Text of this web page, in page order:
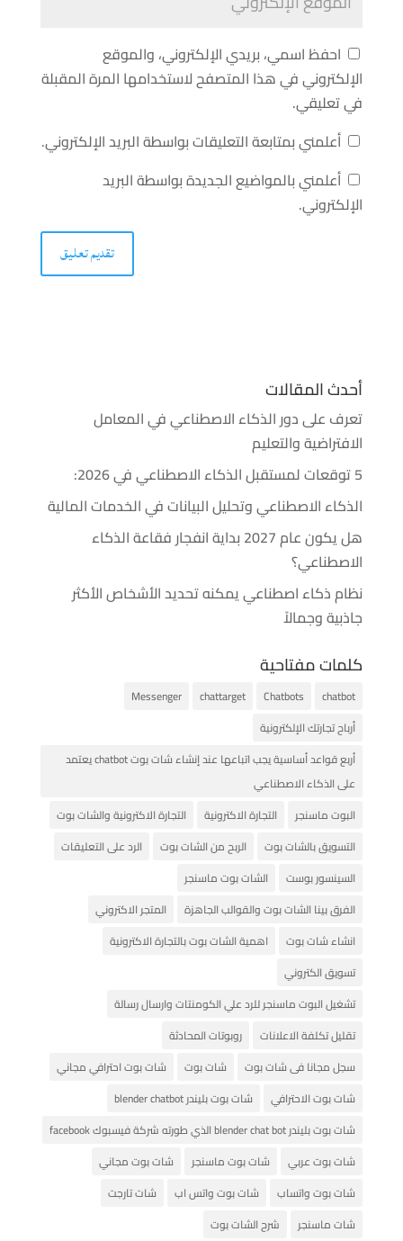
احفظ اسمي، بريدي الإلكتروني، والموقع
الإلكتروني في هذا المتصفح لاستخدامها المرة المقبلة
في تعليقي.
أعلمني بمتابعة التعليقات بواسطة البريد الإلكتروني.
أعلمني بالمواضيع الجديدة بواسطة البريد
الإلكتروني.
أحدث المقالات
تعرف على دور الذكاء الاصطناعي في المعامل
الافتراضية والتعليم
5 توقعات لمستقبل الذكاء الاصطناعي في 2026:
الذكاء الاصطناعي وتحليل البيانات في الخدمات المالية
هل يكون عام 2027 بداية انفجار فقاعة الذكاء
الاصطناعي؟
نظام ذكاء اصطناعي يمكنه تحديد الأشخاص الأكثر
جاذبية وجمالاً
كلمات مفتاحية
chatbot
Chatbots
chattarget
Messenger
أرباح تجارتك الإلكترونية
أربع قواعد أساسية يجب اتباعها عند إنشاء شات بوت chatbot يعتمد
على الذكاء الاصطناعي
البوت ماسنجر
التجارة الاكترونية
التجارة الاكترونية والشات بوت
التسويق بالشات بوت
الربح من الشات بوت
الرد على التعليقات
السينسور بوست
الشات بوت ماسنجر
الفرق بينا الشات بوت والقوالب الجاهزة
المتجر الاكتروني
انشاء شات بوت
اهمية الشات بوت بالتجارة الاكترونية
تسويق الكتروني
تشغيل البوت ماسنجر للرد علي الكومنتات وارسال رسالة
تقليل تكلفة الاعلانات
روبوتات المحادثة
سجل مجانا فى شات بوت
شات بوت
شات بوت احترافي مجاني
شات بوت الاحترافي
شات بوت بليندر blender chatbot
شات بوت بليندر blender chat bot الذي طورته شركة فيسبوك facebook
شات بوت عربي
شات بوت ماسنجر
شات بوت مجاني
شات بوت واتساب
شات بوت واتس اب
شات تارجت
شات ماسنجر
شرح الشات بوت